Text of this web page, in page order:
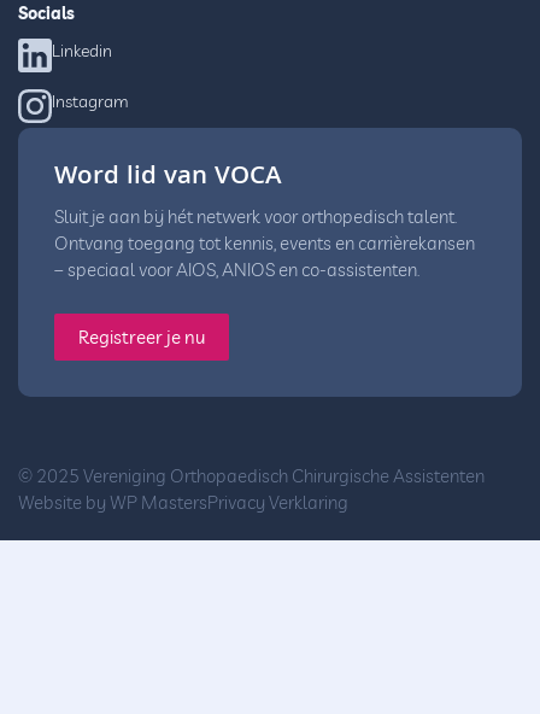
Socials
Linkedin
Instagram
Word lid van VOCA
Sluit je aan bij hét netwerk voor orthopedisch talent.
Ontvang toegang tot kennis, events en carrièrekansen
– speciaal voor AIOS, ANIOS en co-assistenten.
Registreer je nu
© 2025 Vereniging Orthopaedisch Chirurgische Assistenten
Website by WP MastersPrivacy Verklaring